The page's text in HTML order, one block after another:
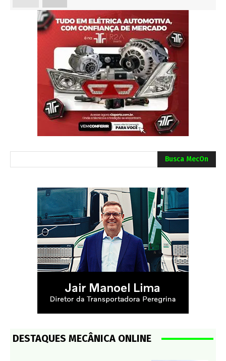
Busca MecOn
DESTAQUES MECÂNICA ONLINE